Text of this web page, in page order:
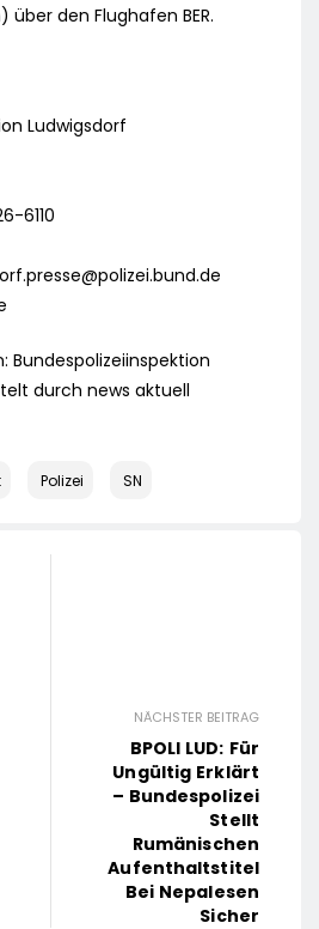
über den Flughafen BER.
Ludwigsdorf
6110
durch news aktuell
Polizei SN
NÄCHSTER BEITRAG
BPOLI LUD: Für
Ungültig Erklärt
– Bundespolizei
Stellt
Rumänischen
Aufenthaltstitel
Bei Nepalesen
Sicher